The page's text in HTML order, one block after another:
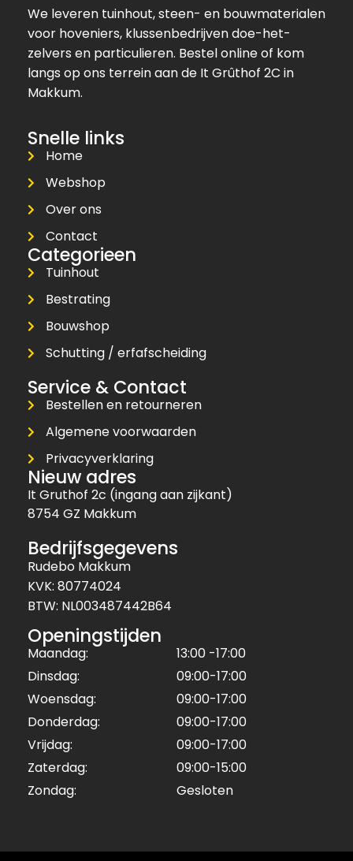
We leveren tuinhout, steen- en bouwmaterialen
voor hoveniers, klussenbedrijven doe-het-
zelvers en particulieren. Bestel online of kom
langs op ons terrein aan de It Grûthof 2C in
Makkum.
Snelle links
Home
Webshop
Over ons
Contact
Categorieen
Tuinhout
Bestrating
Bouwshop
Schutting / erfafscheiding
Service & Contact
Bestellen en retourneren
Algemene voorwaarden
Privacyverklaring
Nieuw adres
It Gruthof 2c (ingang aan zijkant)
8754 GZ Makkum
Bedrijfsgegevens
Rudebo Makkum
KVK: 80774024
BTW: NL003487442B64
Openingstijden
Maandag:
13:00 -17:00
Dinsdag:
09:00-17:00
Woensdag:
09:00-17:00
Donderdag:
09:00-17:00
Vrijdag:
09:00-17:00
Zaterdag:
09:00-15:00
Zondag:
Gesloten